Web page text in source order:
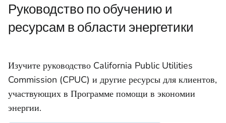
Руководство по обучению и
ресурсам в области энергетики
Изучите руководство California Public Utilities
Commission (CPUC) и другие ресурсы для клиентов,
участвующих в Программе помощи в экономии
энергии.